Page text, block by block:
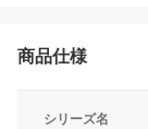
商品仕様
シリーズ名